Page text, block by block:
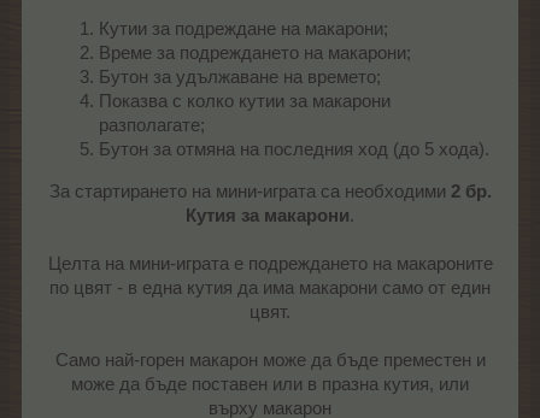
Кутии за подреждане на макарони;
Време за подреждането на макарони;
Бутон за удължаване на времето;
Показва с колко кутии за макарони
разполагате;
Бутон за отмяна на последния ход (до 5 хода).
За стартирането на мини-играта са необходими 2 бр.
Кутия за макарони.
Целта на мини-играта е подреждането на макароните
по цвят - в една кутия да има макарони само от един
цвят.
Само най-горен макарон може да бъде преместен и
може да бъде поставен или в празна кутия, или
върху макарон